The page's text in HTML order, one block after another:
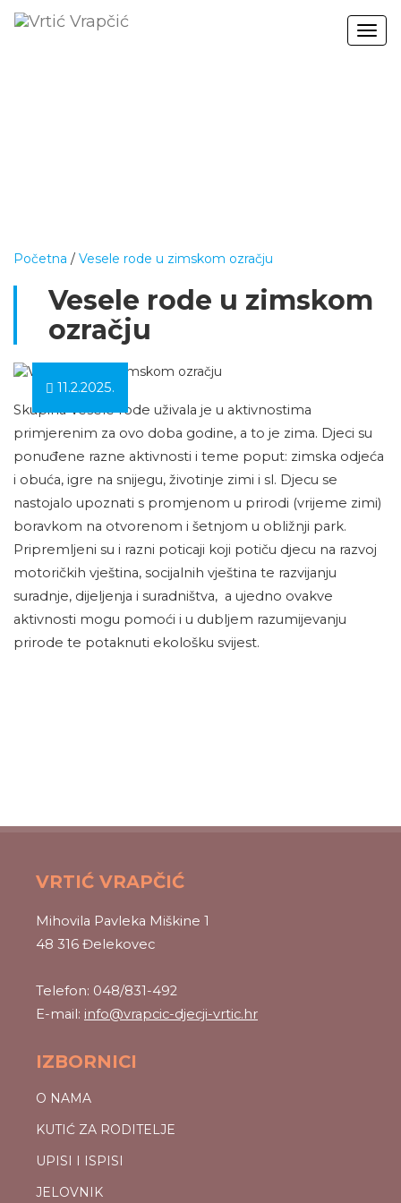
Početna / Vesele rode u zimskom ozračju
Vesele rode u zimskom
ozračju
11.2.2025.
Skupina Vesele rode uživala je u aktivnostima
primjerenim za ovo doba godine, a to je zima. Djeci su
ponuđene razne aktivnosti i teme poput: zimska odjeća
i obuća, igre na snijegu, životinje zimi i sl. Djecu se
nastojalo upoznati s promjenom u prirodi (vrijeme zimi)
boravkom na otvorenom i šetnjom u obližnji park.
Pripremljeni su i razni poticaji koji potiču djecu na razvoj
motoričkih vještina, socijalnih vještina te razvijanju
suradnje, dijeljenja i suradništva, a ujedno ovakve
aktivnosti mogu pomoći i u dubljem razumijevanju
prirode te potaknuti ekološku svijest.
VRTIĆ VRAPČIĆ
Mihovila Pavleka Miškine 1
48 316 Đelekovec
Telefon: 048/831-492
E-mail: info@vrapcic-djecji-vrtic.hr
IZBORNICI
O NAMA
KUTIĆ ZA RODITELJE
UPISI I ISPISI
JELOVNIK